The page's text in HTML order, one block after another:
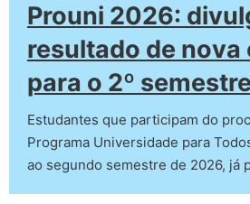
Prouni 2026:
resultado de nova
para o 2º semestre
Estudantes que participam do
Programa Universidade para
ao segundo semestre de 2026, já